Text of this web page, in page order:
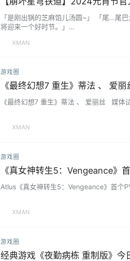
「是刚出锅的芝麻馅儿汤圆~」 「尾...尾
将迎来一个好时节。」...
XMAN
游戏圈
《最终幻想7 重生》蒂法 、 爱丽丝 媒体
XMAN
游戏圈
《真女神转生5：Vengeance》
Atlus《真女神转生5：Vengeance》首个
XMAN
游戏圈
经典游戏《夜勤病栋 重制版》今